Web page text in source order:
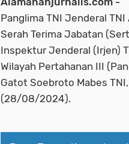
Panglima TNI Jenderal
Serah Terima Jabatan
Inspektur Jenderal (Irjen)
Wilayah Pertahanan III
Gatot Soebroto Mabes
(28/08/2024).